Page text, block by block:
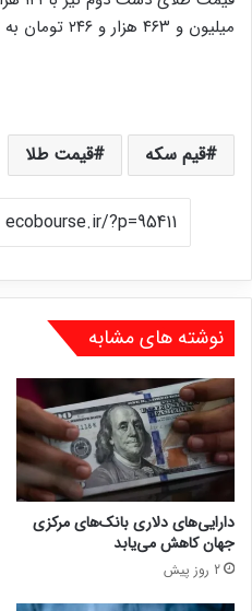
میلیون و ۴۶۳ هزار و ۲۴۶ تومان به ثبت رسیده است.
قیم سکه قیمت طلا
نوشته های مشابه
دارایی‌های دلاری بانک‌های مرکزی
جهان کاهش می‌یابد
2 روز پیش